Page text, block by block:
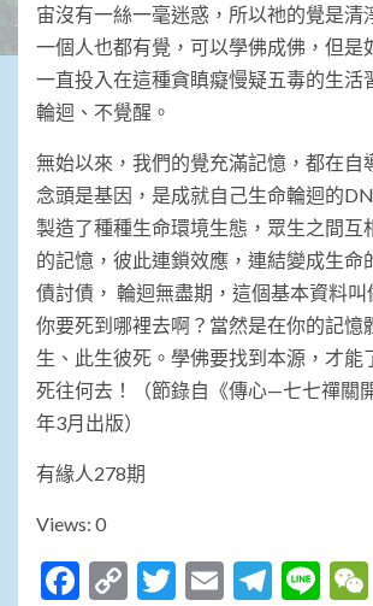
宙沒有一絲一毫迷惑，所以祂的覺是清
一個人也都有覺，可以學佛成佛，但是
一直投入在這種貪瞋癡慢疑五毒的生活
輪迴、不覺醒。
無始以來，我們的覺充滿記憶，都在自
念頭是基因，是成就自己生命輪迴的
製造了種種生命環境生態，眾生之間互
的記憶，彼此連鎖效應，連結變成生命
債討債， 輪迴無盡期，這個基本資料
你要死到哪裡去啊？當然是在你的記憶
生、此生彼死。學佛要找到本源，才能
死往何去！（節錄自《傳心—七七禪關
年3月出版）
有緣人278期
Views: 0
Facebook
CopyTwitter
EmailLine